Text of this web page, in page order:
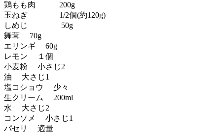
鶏もも肉 200g
玉ねぎ 1/2個(約120g)
しめじ 50g
舞茸 70g
エリンギ 60g
レモン １個
小麦粉 小さじ2
油 大さじ1
塩コショウ 少々
生クリーム 200ml
水 大さじ2
コンソメ 小さじ1
パセリ 適量